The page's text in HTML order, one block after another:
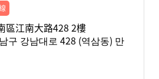
區江南大路428 2樓
구 강남대로 428 (역삼동) 만